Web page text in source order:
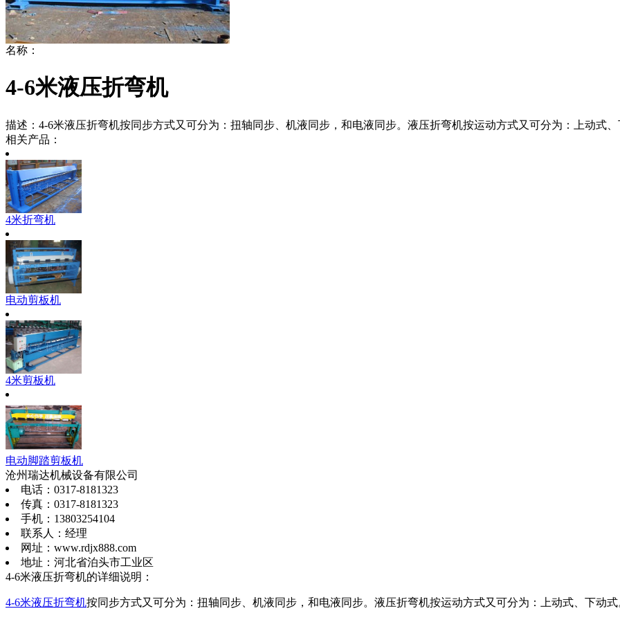
名称：
4-6米液压折弯机
描述： 4-6米液压折弯机按同步方式又可分为：扭轴同步、机液同步，和电液同步。液压折弯机按运动方式又可分为：上动式
相关产品：
4米折弯机
电动剪板机
4米剪板机
电动脚踏剪板机
沧州瑞达机械设备有限公司
电话：0317-8181323
传真：0317-8181323
手机：13803254104
联系人：经理
网址：www.rdjx888.com
地址：河北省泊头市工业区
4-6米液压折弯机的详细说明：
4-6米液压折弯机按同步方式又可分为：扭轴同步、机液同步，和电液同步。液压折弯机按运动方式又可分为：上动式、下动式